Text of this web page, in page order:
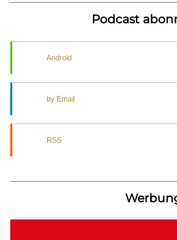
Podcast
Android
by Email
RSS